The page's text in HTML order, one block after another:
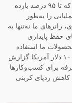
رانرهای AC به DC LED ما طوری طراحی شده‌اند که تا ۹۵ درصد بازده
را به‌طور
ما نه‌تنها به
حفظ پایداری
ما استفاده
می‌کنند، متوسط صرفه‌جویی سالانه‌ای معادل ۱۰۰۰۰ دلار آمریکا گزارش
برای کسب‌وکارها
کاهش ردپای کربنی